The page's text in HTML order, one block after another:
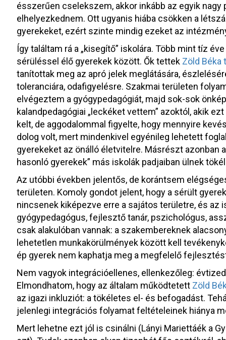
ésszerűen cselekszem, akkor inkább az egyik nagy
elhelyezkednem. Ott ugyanis hiába csökken a
gyerekeket, ezért szinte mindig ezeket az
Így találtam rá a „kisegítő” iskolára. Több mint tíz
sérüléssel élő gyerekek között. Ők tettek Zöld Béka
tanítottak meg az apró jelek meglátására,
toleranciára, odafigyelésre. Szakmai területen
elvégeztem a gyógypedagógiát, majd sok-sok
kalandpedagógiai „leckéket vettem” azoktól, akik
kelt, de aggodalommal figyelte, hogy mennyire
dolog volt, mert mindenkivel egyénileg lehetett
gyerekeket az önálló életvitelre. Másrészt azonban
hasonló gyerekek” más iskolák padjaiban ülnek
Az utóbbi években jelentős, de korántsem
területen. Komoly gondot jelent, hogy a sérült
nincsenek kiképezve erre a sajátos területre, és az
gyógypedagógus, fejlesztő tanár, pszichológus,
csak alakulóban vannak: a szakembereknek
lehetetlen munkakörülmények között kell
ép gyerek nem kaphatja meg a megfelelő
Nem vagyok integrációellenes, ellenkezőleg:
Elmondhatom, hogy az általam működtetett Zöld
az igazi inkluziót: a tökéletes el- és befogadást.
jelenlegi integrációs folyamat feltételeinek hiánya
Mert lehetne ezt jól is csinálni (Lányi Mariettáék a